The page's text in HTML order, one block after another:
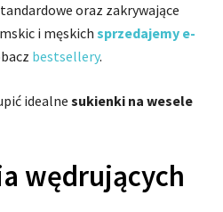
oraz zakrywające
i męskich sprzedajemy e-
bestsellery.
idealne sukienki na wesele
wędrujących